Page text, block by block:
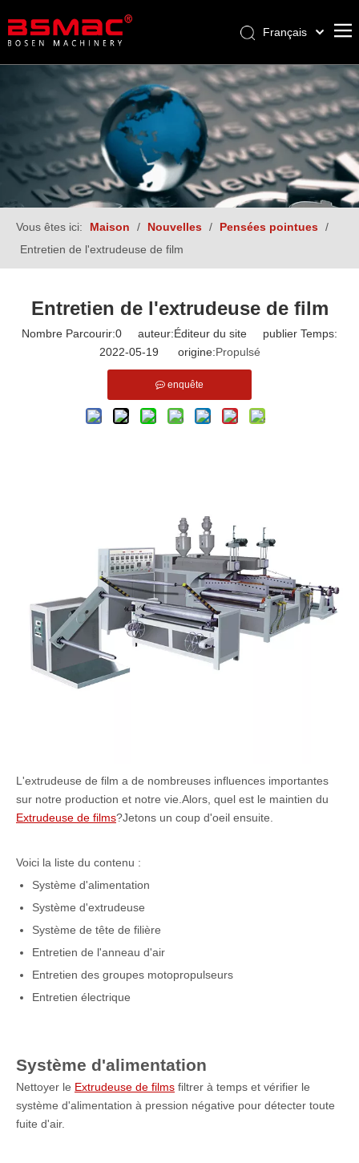
Français
العربية
Pусский
Español
Türk dili
Vous êtes ici: Maison / Nouvelles / Pensées pointues
/
Entretien de l'extrudeuse de film
Entretien de l'extrudeuse de film
Nombre Parcourir:0 auteur:Éditeur du site publier Temps:
2022-05-19 origine:Propulsé
enquête
L'extrudeuse de film a de nombreuses influences importantes
sur notre production et notre vie.Alors, quel est le maintien du
Extrudeuse de films?Jetons un coup d'oeil ensuite.
Voici la liste du contenu :
Système d'alimentation
Système d'extrudeuse
Système de tête de filière
Entretien de l'anneau d'air
Entretien des groupes motopropulseurs
Entretien électrique
Système d'alimentation
Nettoyer le Extrudeuse de films filtrer à temps et vérifier le
système d'alimentation à pression négative pour détecter toute
fuite d'air.